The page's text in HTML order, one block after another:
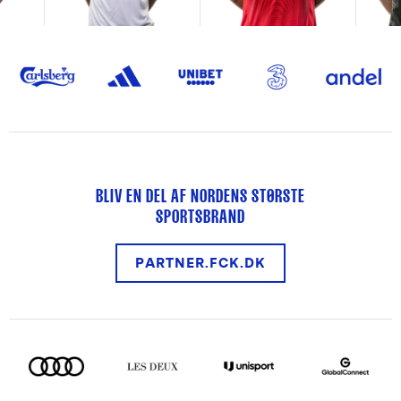
BLIV EN DEL AF NORDENS STØRSTE
SPORTSBRAND
PARTNER.FCK.DK